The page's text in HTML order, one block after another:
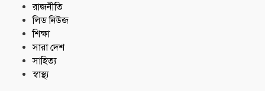
রাজনীতি
লিড নিউজ
শিক্ষা
সারা দেশ
সাহিত্য
স্বাস্থ্য